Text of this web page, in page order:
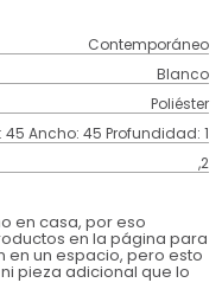
Contemporáneo
Blanco
Poliéster
45 Ancho: 45 Profundidad: 1
,2
en casa, por eso
en la página para
un espacio, pero esto
pieza adicional que lo